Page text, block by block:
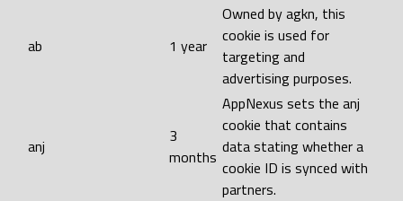
ab 1 year
Owned by agkn, this
cookie is used for
targeting and
advertising purposes.
anj
3
months
AppNexus sets the anj
cookie that contains
data stating whether a
cookie ID is synced with
partners.